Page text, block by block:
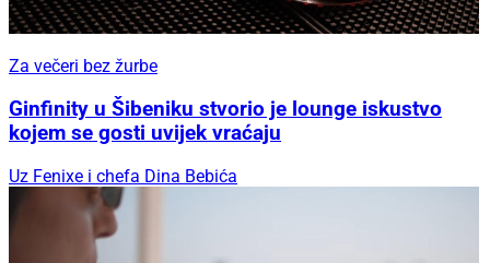
Za večeri bez žurbe
Ginfinity u Šibeniku stvorio je lounge iskustvo
kojem se gosti uvijek vraćaju
Uz Fenixe i chefa Dina Bebića